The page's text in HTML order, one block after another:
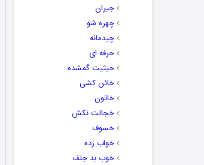
جیران
چهره شو
چیدمانه
حرفه ای
حیثیت گمشده
خائن کشی
خاتون
خجالت نکش
خسوف
خواب زده
خوب بد جلف